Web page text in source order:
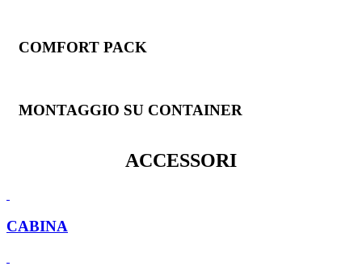
COMFORT PACK
MONTAGGIO SU CONTAINER
ACCESSORI
CABINA